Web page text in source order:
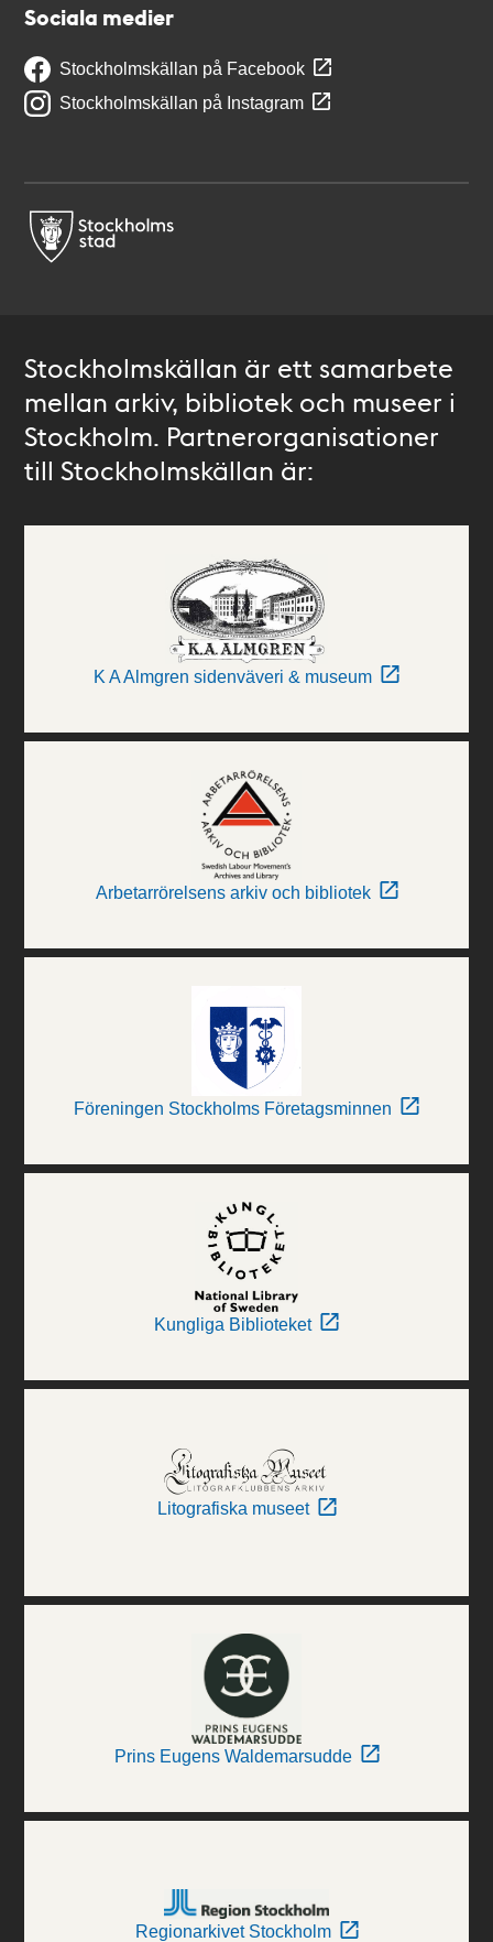
Sociala medier
Stockholmskällan på Facebook
Stockholmskällan på Instagram
Stockholmskällan är ett samarbete
mellan arkiv, bibliotek och museer i
Stockholm. Partnerorganisationer
till Stockholmskällan är:
K A Almgren sidenväveri & museum
Arbetarrörelsens arkiv och bibliotek
Föreningen Stockholms Företagsminnen
Kungliga Biblioteket
Litografiska museet
Prins Eugens Waldemarsudde
Regionarkivet Stockholm